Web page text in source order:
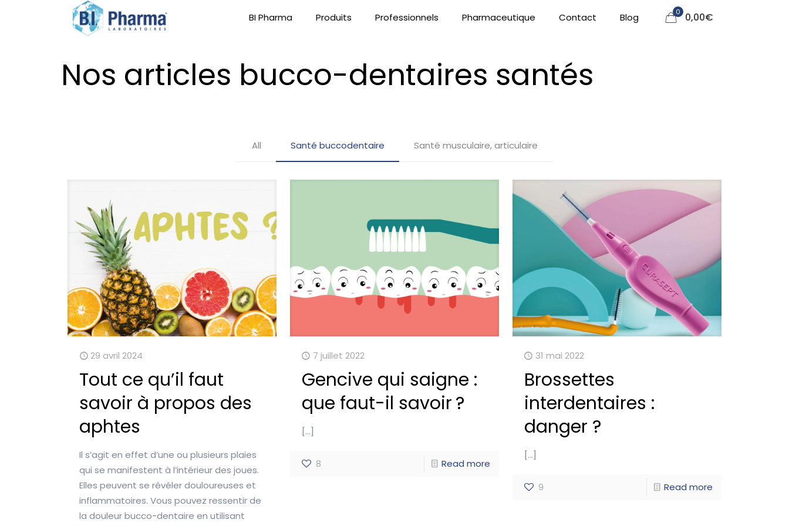
BI Pharma Produits Professionnels Pharmaceutique Contact Blog 0 0,00€
Nos articles bucco-dentaires santés
All Santé buccodentaire Santé musculaire, articulaire
29 avril 2024
Tout ce qu’il faut
savoir à propos des
aphtes
Il s’agit en effet d’une ou plusieurs plaies
qui se manifestent à l’intérieur des joues.
Elles peuvent se révéler douloureuses et
inflammatoires. Vous pouvez ressentir de
la douleur bucco-dentaire en utilisant
7 juillet 2022
Gencive qui saigne :
que faut-il savoir ?
[…]
8 Read more
31 mai 2022
Brossettes
interdentaires :
danger ?
[…]
9 Read more